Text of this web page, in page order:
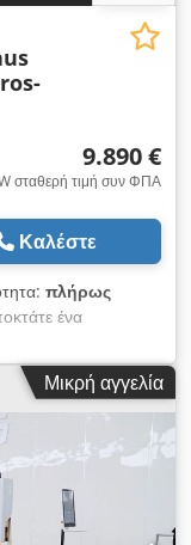
9.890 €
σταθερή τιμή συν ΦΠΑ
Καλέστε
πλήρως
ένα
εκτυπώσεων
πώλησης: 1 x
εξοπλισμό:
ή Fiery Controller
N2
Chjdpfx Aieu
Κατάσταση:
ενδέχεται να
Μικρή αγγελία